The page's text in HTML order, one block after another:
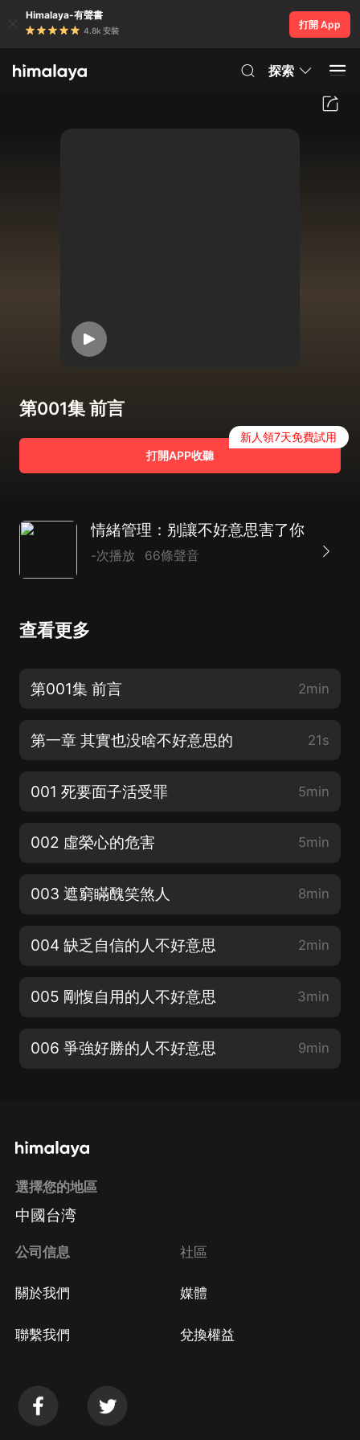
Himalaya-有聲書
4.8k 安裝
打開 App
探索
第001集 前言
打開APP收聽
新人領7天免費試用
情緒管理：别讓不好意思害了你
-次播放 66條聲音
查看更多
第001集 前言 2min
第一章 其實也没啥不好意思的 21s
001 死要面子活受罪 5min
002 虛榮心的危害 5min
003 遮窮瞞醜笑煞人 8min
004 缺乏自信的人不好意思 2min
005 剛愎自用的人不好意思 3min
006 爭強好勝的人不好意思 9min
選擇您的地區
中國台湾
公司信息
關於我們
聯繫我們
社區
媒體
兌換權益